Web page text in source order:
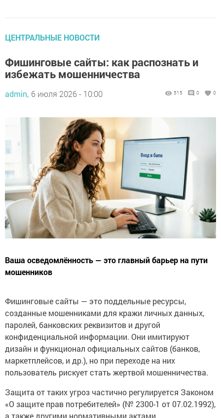
ЦЕНТРАЛЬНЫЕ НОВОСТИ
Фишинговые сайты: как распознать и
избежать мошенничества
admin, 6 июля 2026 - 10:00 515 0 0
Ваша осведомлённость — это главный барьер на пути
мошенников
Фишинговые сайты — это поддельные ресурсы,
созданные мошенниками для кражи личных данных,
паролей, банковских реквизитов и другой
конфиденциальной информации. Они имитируют
дизайн и функционал официальных сайтов (банков,
маркетплейсов, и др.), но при переходе на них
пользователь рискует стать жертвой мошенничества.
Защита от таких угроз частично регулируется Законом
«О защите прав потребителей» (№ 2300-1 от 07.02.1992),
а также другими нормативными актами,